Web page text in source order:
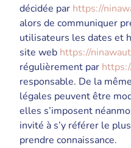
décidée par https://
alors de communiquer
utilisateurs les dates et
site web https://
régulièrement par
responsable. De la
légales peuvent être
elles s’imposent
invité à s’y référer le
prendre connaissance.